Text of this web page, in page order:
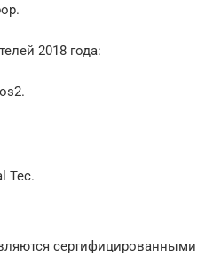
2018 года:
Tec.
сертифицированными